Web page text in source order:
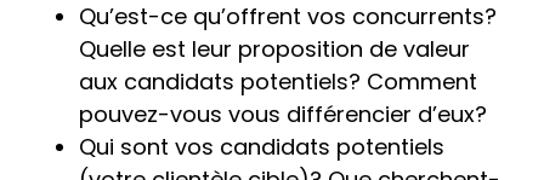
Qu’est-ce qu’offrent vos concurrents?
Quelle est leur proposition de valeur
aux candidats potentiels? Comment
pouvez-vous vous différencier d’eux?
Qui sont vos candidats potentiels